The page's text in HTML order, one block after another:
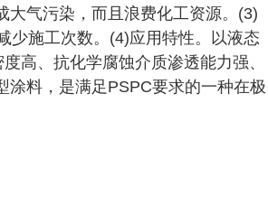
大气污染，而且浪费化工资源。(3)
少施工次数。(4)应用特性。以液态
高、抗化学腐蚀介质渗透能力强、
涂料，是满足PSPC要求的一种在极